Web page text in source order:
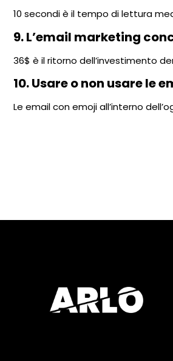
10 secondi è il tempo di lettura
9. L’email marketing
36$ è il ritorno dell’investimento
10. Usare o non usare le
Le email con emoji all’interno